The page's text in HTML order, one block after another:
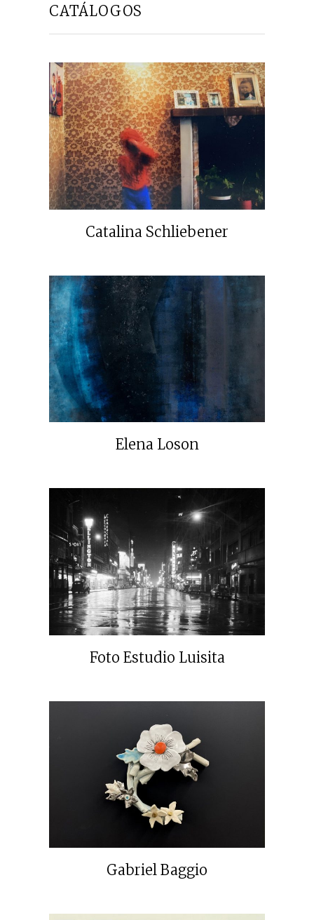
CATÁLOGOS
Catalina Schliebener
Elena Loson
Foto Estudio Luisita
Gabriel Baggio